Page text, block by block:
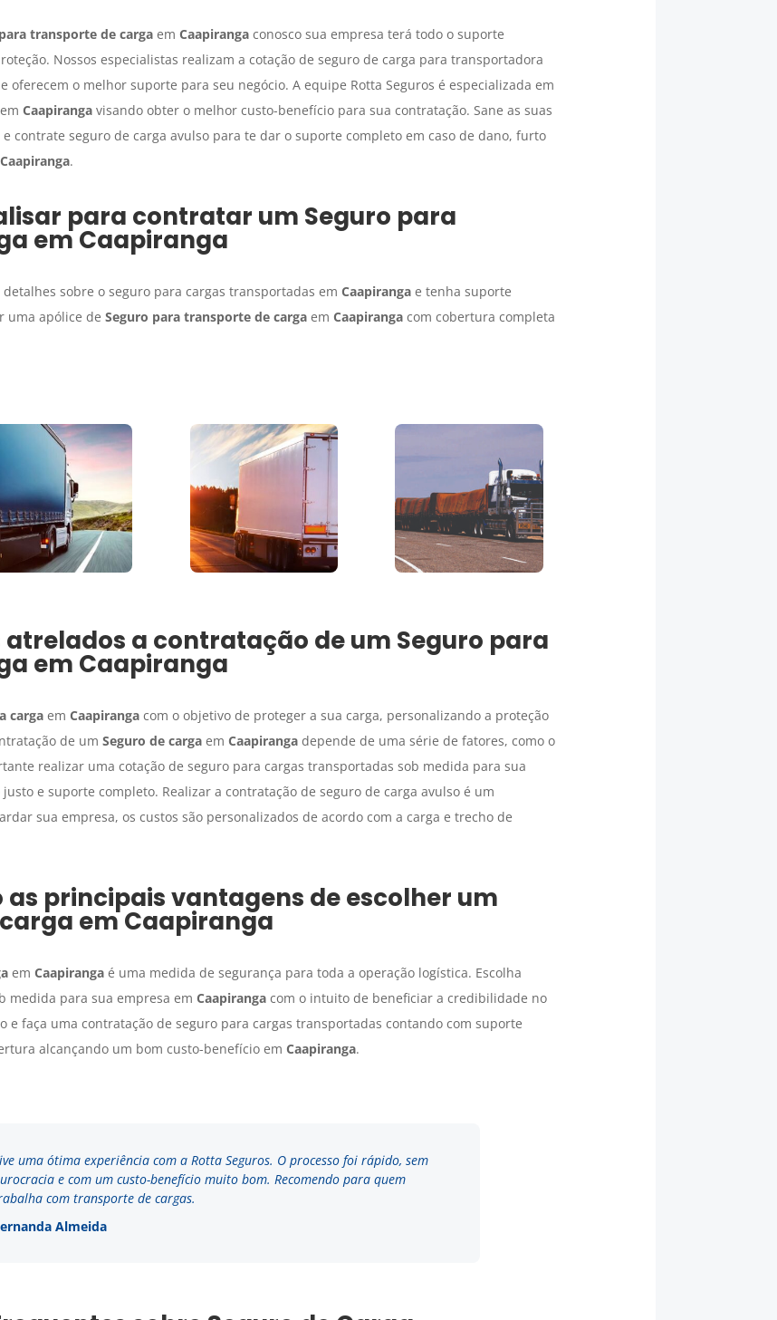
transporte de cargaem Caapirangaconosco sua empresa terá todo o suporte
Nossos especialistas realizam a cotação de seguro de carga para transportadora
oferecem o melhor suporte para seu negócio. A equipe Rotta Seguros é especializada em
Caapirangavisando obter o melhor custo-benefício para sua contratação. Sane as suas
contrate seguro de carga avulso para te dar o suporte completo em caso de dano, furto
Caapiranga.
para contratar um Seguro para
emCaapiranga
detalhes sobre o seguro para cargas transportadas em Caapirangae tenha suporte
uma apólice de Seguro para transporte de cargaem Caapirangacom cobertura completa
atrelados a contratação de um Seguro para
em Caapiranga
cargaem Caapirangacom o objetivo de proteger a sua carga, personalizando a proteção
de um Seguro de cargaem Caapirangadepende de uma série de fatores, como o
realizar uma cotação de seguro para cargas transportadas sob medida para sua
e suporte completo. Realizar a contratação de seguro de carga avulso é um
sua empresa, os custos são personalizados de acordo com a carga e trecho de
as principais vantagens de escolher um
emCaapiranga
em Caapirangaé uma medida de segurança para toda a operação logística. Escolha
medida para sua empresa em Caapirangacom o intuito de beneficiar a credibilidade no
e faça uma contratação de seguro para cargas transportadas contando com suporte
alcançando um bom custo-benefício em Caapiranga.
uma ótima experiência com a Rotta Seguros. O processo foi rápido, sem
e com um custo-benefício muito bom. Recomendo para quem
com transporte de cargas.
Almeida